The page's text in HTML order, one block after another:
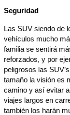
Seguridad
Las SUV siendo de
vehículos mucho
familia se sentirá
reforzados, y por
peligrosos las
tamaño la visión es
camino y así evitar
viajes largos en
también los harán